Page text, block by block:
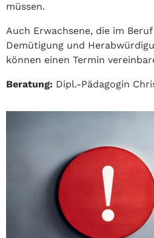
müssen.
Auch Erwachsene, die im
Demütigung und
können einen Termin
Beratung: Dipl.-Pädagogin